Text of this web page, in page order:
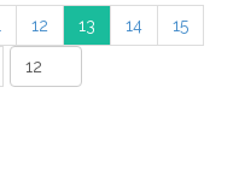
12 13 14 15